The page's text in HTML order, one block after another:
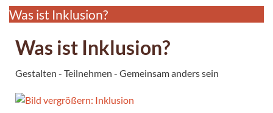
Was ist Inklusion?
Was ist Inklusion?
Gestalten - Teilnehmen - Gemeinsam anders sein